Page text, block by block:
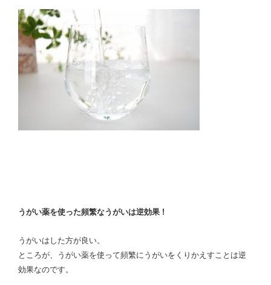
うがい薬を使った頻繁なうがいは逆効果 !
うがいはした方が良い。
ところが、うがい薬を使って頻繁にうがいをくりかえすことは逆
効果なのです。